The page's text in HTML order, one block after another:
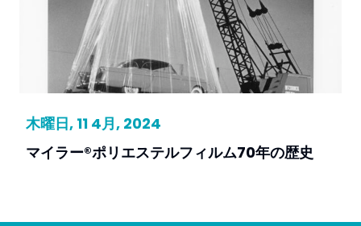
木曜日, 11 4月, 2024
マイラー®ポリエステルフィルム70年の歴史